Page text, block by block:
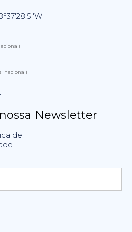
nacional)
Newsletter
de